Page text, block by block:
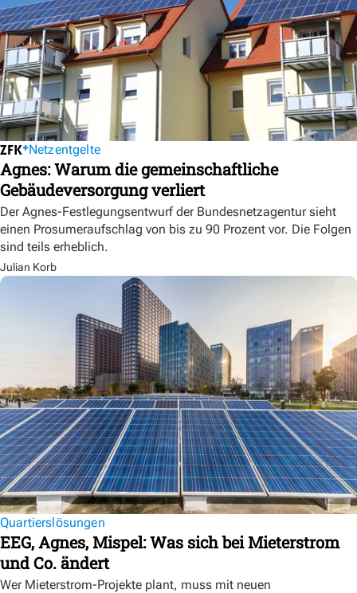
Netzentgelte
Agnes: Warum die gemeinschaftliche
Gebäudeversorgung verliert
Der Agnes-Festlegungsentwurf der Bundesnetzagentur sieht
einen Prosumeraufschlag von bis zu 90 Prozent vor. Die Folgen
sind teils erheblich.
Julian Korb
Quartierslösungen
EEG, Agnes, Mispel: Was sich bei Mieterstrom
und Co. ändert
Wer Mieterstrom-Projekte plant, muss mit neuen